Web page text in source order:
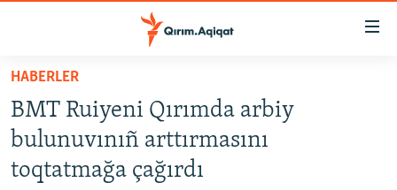
Esas
qaytmaq
Baş
navigatsiyağa
qaytmaq
SİYASET
İQTİSADİYAT
HABERLER
BMT Ruiyeni Qırımda arbiy
bulunuvınıñ arttırmasını
toqtatmağa çağırdı